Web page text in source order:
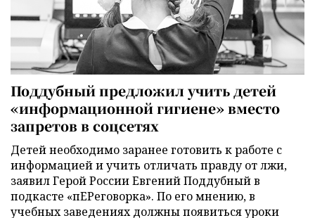
Поддубный предложил учить детей
«информационной гигиене» вместо
запретов в соцсетях
Детей необходимо заранее готовить к работе с
информацией и учить отличать правду от лжи,
заявил Герой России Евгений Поддубный в
подкасте «пЕРеговорка». По его мнению, в
учебных заведениях должны появиться уроки